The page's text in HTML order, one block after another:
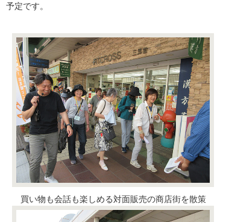
予定です。
買い物も会話も楽しめる対面販売の商店街を散策